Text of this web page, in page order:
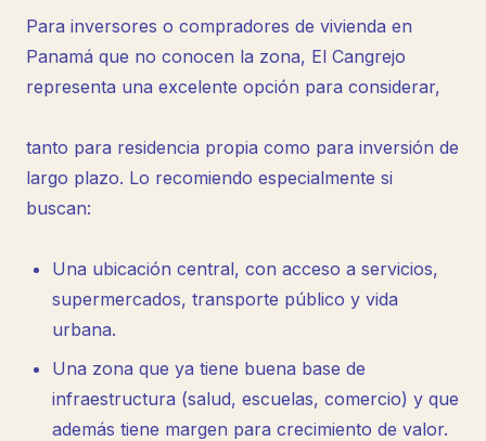
Para inversores o compradores de vivienda en
Panamá que no conocen la zona, El Cangrejo
representa una excelente opción para considerar,
tanto para residencia propia como para inversión de
largo plazo. Lo recomiendo especialmente si
buscan:
Una ubicación central, con acceso a servicios,
supermercados, transporte público y vida
urbana.
Una zona que ya tiene buena base de
infraestructura (salud, escuelas, comercio) y que
además tiene margen para crecimiento de valor.